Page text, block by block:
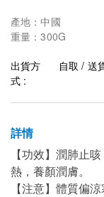
產地：中國
重量：300G
出貨方
式 :
自取 / 送
詳情
【功效】潤肺止
熱，養顏潤膚。
【注意】體質偏